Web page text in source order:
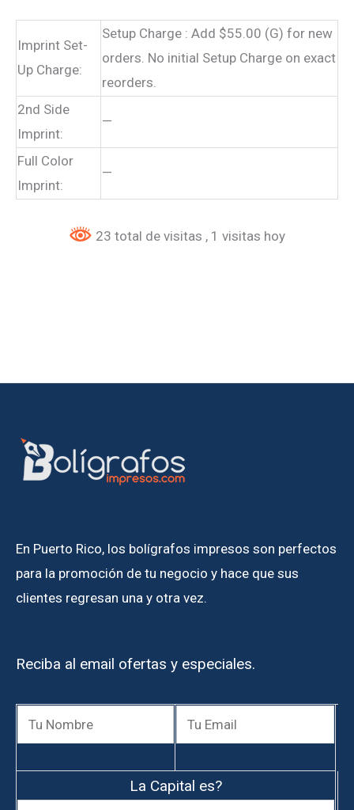
Imprint Set-
Up Charge:
Setup Charge : Add $55.00 (G) for new
orders. No initial Setup Charge on exact
reorders.
2nd Side
Imprint:
—
Full Color
Imprint:
—
23 total de visitas , 1 visitas hoy
En Puerto Rico, los bolígrafos impresos son perfectos
para la promoción de tu negocio y hace que sus
clientes regresan una y otra vez.
Reciba al email ofertas y especiales.
La Capital es?